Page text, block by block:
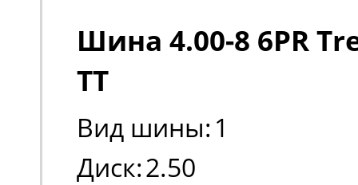
Шина 4.00-8 6PR
TT
Вид шины: 1
Диск:2.50